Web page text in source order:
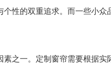
性的双重追求。而一些小
一。定制窗帘需要根据实